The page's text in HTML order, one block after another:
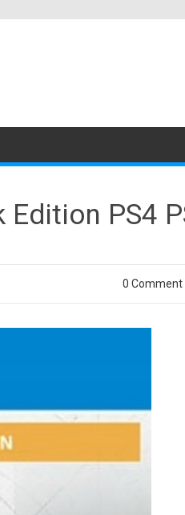
PS4
0 Comment